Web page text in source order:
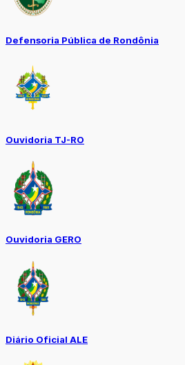
Defensoria Pública de Rondônia
Ouvidoria TJ-RO
Ouvidoria GERO
Diário Oficial ALE